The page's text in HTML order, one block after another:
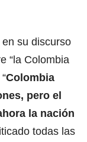
su discurso
“la Colombia
Colombia
pero el
la nación
todas las